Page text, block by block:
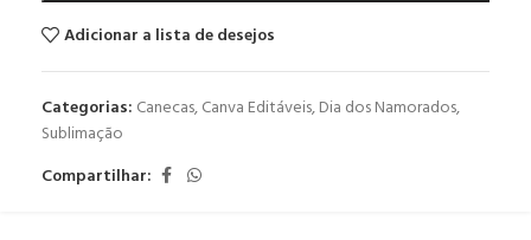
Adicionar a lista de desejos
Categorias: Canecas,Canva Editáveis,Dia dos Namorados,
Sublimação
Compartilhar: